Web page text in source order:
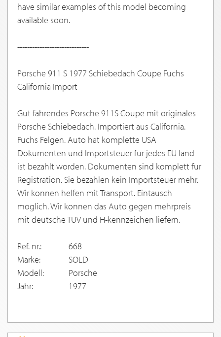
have similar examples of this model becoming
available soon.
-----------------------------
Porsche 911 S 1977 Schiebedach Coupe Fuchs
California Import
Gut fahrendes Porsche 911S Coupe mit originales
Porsche Schiebedach. Importiert aus California.
Fuchs Felgen. Auto hat komplette USA
Dokumenten und Importsteuer fur jedes EU land
ist bezahlt worden. Dokumenten sind komplett fur
Registration. Sie bezahlen kein Importsteuer mehr.
Wir konnen helfen mit Transport. Eintausch
moglich. Wir konnen das Auto gegen mehrpreis
mit deutsche TUV und H-kennzeichen liefern.
Ref. nr.:
668
Marke:
SOLD
Modell:
Porsche
Jahr:
1977